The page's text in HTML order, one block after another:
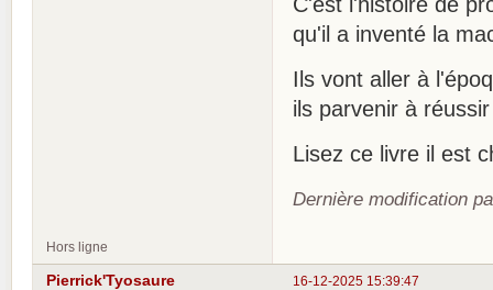
qu'il a inventé la
Ils vont aller à
ils parvenir à
Lisez ce livre il est
Dernière modification
Hors ligne
16-12-2025 15:39:47
Pierrick'Tyosaure